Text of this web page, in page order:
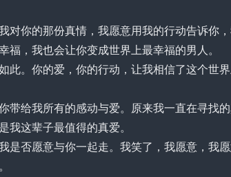
你的那份真情，我愿意用我的行动告诉你
福，我也会让你变成世界上最幸福的男人。
。你的爱，你的行动，让我相信了这个世
给我所有的感动与爱。原来我一直在寻找
我这辈子最值得的真爱。
否愿意与你一起走。我笑了，我愿意，我